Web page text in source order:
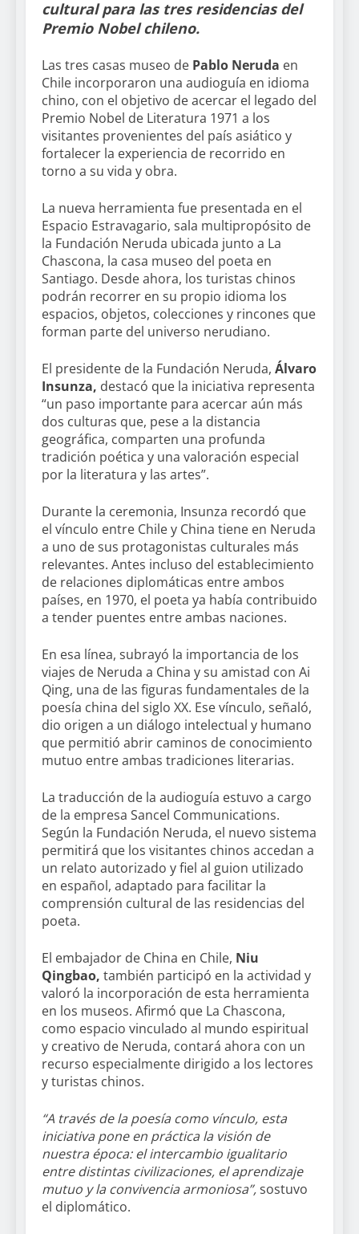
cultural para las tres residencias del
Premio Nobel chileno.
Las tres casas museo de Pablo Neruda en
Chile incorporaron una audioguía en idioma
chino, con el objetivo de acercar el legado del
Premio Nobel de Literatura 1971 a los
visitantes provenientes del país asiático y
fortalecer la experiencia de recorrido en
torno a su vida y obra.
La nueva herramienta fue presentada en el
Espacio Estravagario, sala multipropósito de
la Fundación Neruda ubicada junto a La
Chascona, la casa museo del poeta en
Santiago. Desde ahora, los turistas chinos
podrán recorrer en su propio idioma los
espacios, objetos, colecciones y rincones que
forman parte del universo nerudiano.
El presidente de la Fundación Neruda, Álvaro
Insunza, destacó que la iniciativa representa
“un paso importante para acercar aún más
dos culturas que, pese a la distancia
geográfica, comparten una profunda
tradición poética y una valoración especial
por la literatura y las artes”.
Durante la ceremonia, Insunza recordó que
el vínculo entre Chile y China tiene en Neruda
a uno de sus protagonistas culturales más
relevantes. Antes incluso del establecimiento
de relaciones diplomáticas entre ambos
países, en 1970, el poeta ya había contribuido
a tender puentes entre ambas naciones.
En esa línea, subrayó la importancia de los
viajes de Neruda a China y su amistad con Ai
Qing, una de las figuras fundamentales de la
poesía china del siglo XX. Ese vínculo, señaló,
dio origen a un diálogo intelectual y humano
que permitió abrir caminos de conocimiento
mutuo entre ambas tradiciones literarias.
La traducción de la audioguía estuvo a cargo
de la empresa Sancel Communications.
Según la Fundación Neruda, el nuevo sistema
permitirá que los visitantes chinos accedan a
un relato autorizado y fiel al guion utilizado
en español, adaptado para facilitar la
comprensión cultural de las residencias del
poeta.
El embajador de China en Chile, Niu
Qingbao, también participó en la actividad y
valoró la incorporación de esta herramienta
en los museos. Afirmó que La Chascona,
como espacio vinculado al mundo espiritual
y creativo de Neruda, contará ahora con un
recurso especialmente dirigido a los lectores
y turistas chinos.
“A través de la poesía como vínculo, esta
iniciativa pone en práctica la visión de
nuestra época: el intercambio igualitario
entre distintas civilizaciones, el aprendizaje
mutuo y la convivencia armoniosa”,sostuvo
el diplomático.